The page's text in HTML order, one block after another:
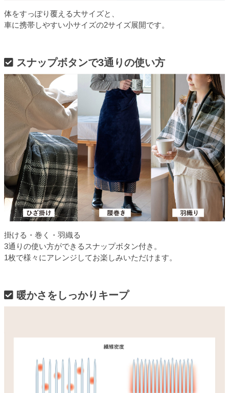
体をすっぽり覆える大サイズと、
車に携帯しやすい小サイズの2サイズ展開です。
スナップボタンで3通りの使い方
掛ける・巻く・羽織る
3通りの使い方ができるスナップボタン付き。
1枚で様々にアレンジしてお楽しみいただけます。
暖かさをしっかりキープ